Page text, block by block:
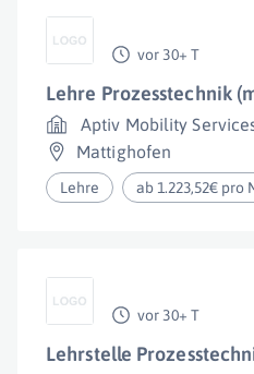
vor 30+ T
Lehre Prozesstechnik
Aptiv Mobility
Mattighofen
Lehre ab 1.223,52€ pro
vor 30+ T
Lehrstelle